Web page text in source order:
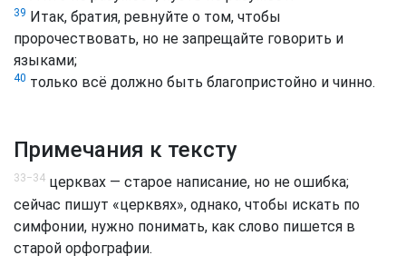
39 Итак, братия, ревнуйте о том, чтобы
пророчествовать, но не запрещайте говорить и
языками;
40 только всё должно быть благопристойно и чинно.
Примечания к тексту
33−34 церквах — старое написание, но не ошибка;
сейчас пишут «церквях», однако, чтобы искать по
симфонии, нужно понимать, как слово пишется в
старой орфографии.